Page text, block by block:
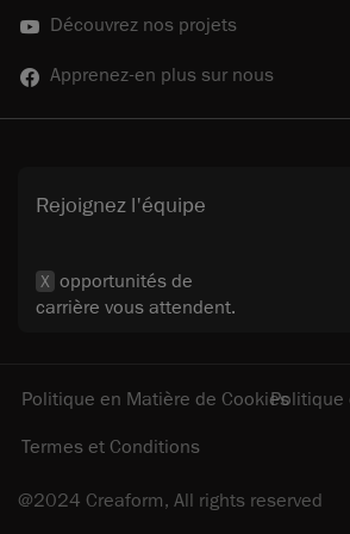
Découvrez nos projets
Apprenez-en plus sur nous
Rejoignez l'équipe
X opportunités de
carrière vous attendent.
@2024 Creaform, All rights reserved
Politique en Matière de CookiesPolitique
Termes et Conditions